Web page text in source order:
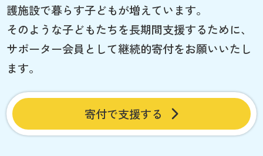
護施設で暮らす子どもが増えています。
そのような子どもたちを長期間支援するために、
サポーター会員として継続的寄付をお願いいたし
ます。
寄付で支援する